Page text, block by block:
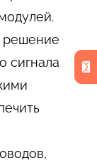
решение
сигнала